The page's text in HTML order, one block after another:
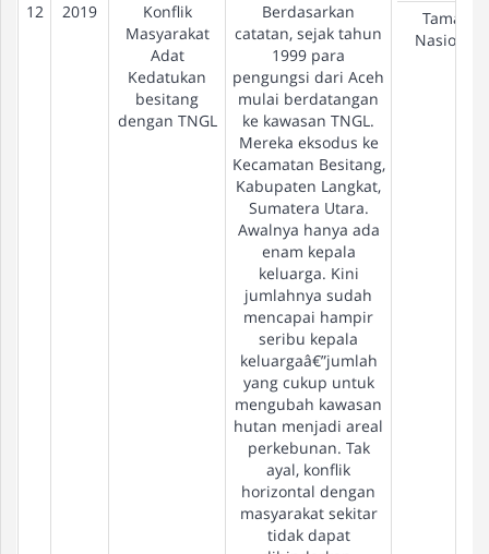
12 2019
Konflik
Masyarakat
Adat
Kedatukan
besitang
dengan TNGL
Berdasarkan
catatan, sejak tahun
1999 para
pengungsi dari Aceh
mulai berdatangan
ke kawasan TNGL.
Mereka eksodus ke
Kecamatan Besitang,
Kabupaten Langkat,
Sumatera Utara.
Awalnya hanya ada
enam kepala
keluarga. Kini
jumlahnya sudah
mencapai hampir
seribu kepala
keluargaâ€”jumlah
yang cukup untuk
mengubah kawasan
hutan menjadi areal
perkebunan. Tak
ayal, konflik
horizontal dengan
masyarakat sekitar
tidak dapat
Taman
Nasional